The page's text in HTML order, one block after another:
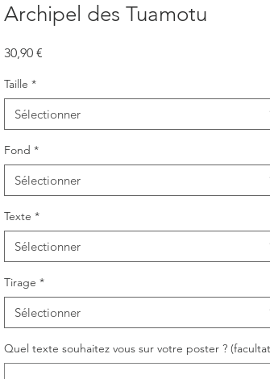
Archipel des Tuamotu
30,90 €
Taille *
Sélectionner
Fond *
Sélectionner
Texte *
Sélectionner
Tirage *
Sélectionner
Quel texte souhaitez vous sur votre poster ?